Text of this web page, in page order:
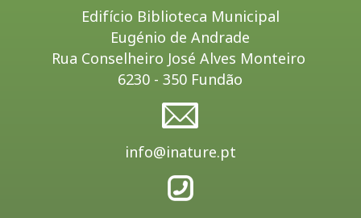
Edifício Biblioteca Municipal
Eugénio de Andrade
Rua Conselheiro José Alves Monteiro
6230 - 350 Fundão
info@inature.pt